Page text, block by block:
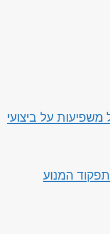
על ביצועי
המנוע